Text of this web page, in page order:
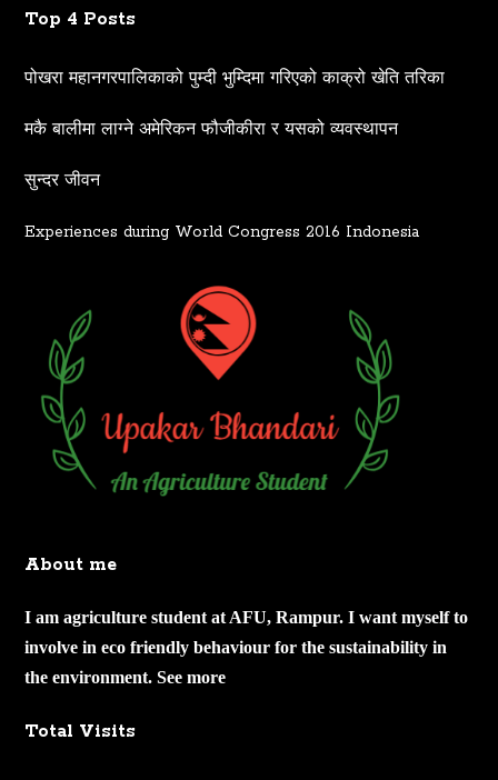
Top 4 Posts
पोखरा महानगरपालिकाको पुम्दी भुम्दिमा गरिएको काक्रो खेति तरिका
मकै बालीमा लाग्ने अमेरिकन फौजीकीरा र यसको व्यवस्थापन
सुन्दर जीवन
Experiences during World Congress 2016 Indonesia
About me
I am agriculture student at AFU, Rampur. I want myself to
involve in eco friendly behaviour for the sustainability in
the environment.See more
Total Visits